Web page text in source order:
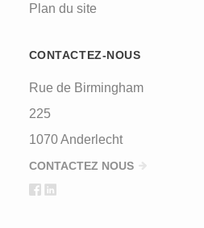
Plan du site
CONTACTEZ-NOUS
Rue de Birmingham
225
1070 Anderlecht
CONTACTEZ NOUS